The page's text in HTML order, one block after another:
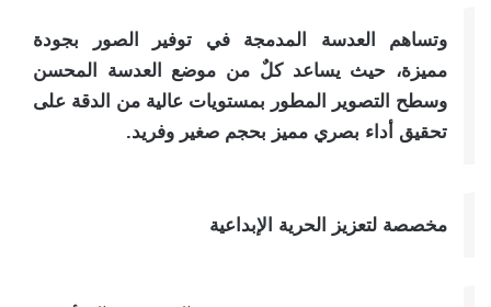
وتساهم العدسة المدمجة في توفير الصور بجودة
مميزة، حيث يساعد كلٌ من موضع العدسة المحسن
وسطح التصوير المطور بمستويات عالية من الدقة على
تحقيق أداء بصري مميز بحجم صغير وفريد.
مخصصة لتعزيز الحرية الإبداعية